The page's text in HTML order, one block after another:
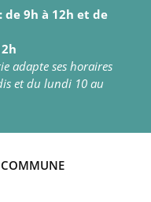
9h à 12h et de
adapte ses horaires
et du lundi 10 au
COMMUNE